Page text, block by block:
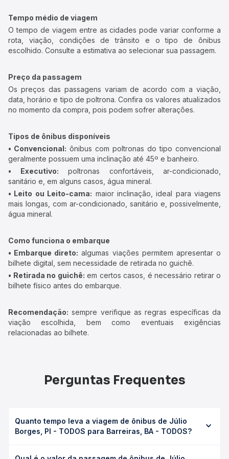
Tempo médio de viagem
O tempo de viagem entre as cidades pode variar conforme a
rota, viação, condições de trânsito e o tipo de ônibus
escolhido. Consulte a estimativa ao selecionar sua passagem.
Preço da passagem
Os preços das passagens variam de acordo com a viação,
data, horário e tipo de poltrona. Confira os valores atualizados
no momento da compra, pois podem sofrer alterações.
Tipos de ônibus disponíveis
• Convencional: ônibus com poltronas do tipo convencional
geralmente possuem uma inclinação até 45º e banheiro.
• Executivo: poltronas confortáveis, ar-condicionado,
sanitário e, em alguns casos, água mineral.
• Leito ou Leito-cama: maior inclinação, ideal para viagens
mais longas, com ar-condicionado, sanitário e, possivelmente,
água mineral.
Como funciona o embarque
• Embarque direto: algumas viações permitem apresentar o
bilhete digital, sem necessidade de retirada no guichê.
• Retirada no guichê: em certos casos, é necessário retirar o
bilhete físico antes do embarque.
Recomendação: sempre verifique as regras específicas da
viação escolhida, bem como eventuais exigências
relacionadas ao bilhete.
Perguntas Frequentes
Quanto tempo leva a viagem de ônibus de Júlio
Borges, PI - TODOS para Barreiras, BA - TODOS?